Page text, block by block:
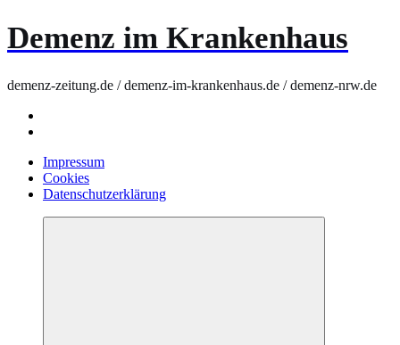
Demenz im Krankenhaus
demenz-zeitung.de / demenz-im-krankenhaus.de / demenz-nrw.de
Impressum
Cookies
Datenschutzerklärung